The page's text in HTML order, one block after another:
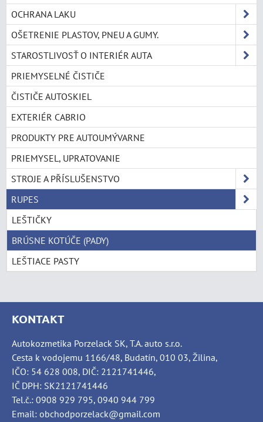
OCHRANA LAKU
OŠETRENIE PLASTOV, PNEU A GUMY.
STAROSTLIVOSŤ O INTERIÉR AUTA
PRIEMYSELNÉ ČISTIČE
ČISTIČE AUTOSKIEL
EXTERIÉR CABRIO
PRODUKTY PRE AUTOUMÝVARNE
PRIEMYSEL, UPRATOVANIE
STROJE A PŘÍSLUŠENSTVO
RUPES
LEŠTIČKY
BRÚSNE KOTÚČE (PADY)
LEŠTIACE PASTY
KONTAKT
Autokozmetika Porzelack SK, T.A. auto s.r.o.
Cesta k vodojemu 1166/48, Budatín, 010 03, Žilina,
IČO: 54 628 008, DIČ: 2121741446,
IČ DPH: SK2121741446
Tel.č.: 0908 929 795, 0940 944 799
Email: obchodporzelack@gmail.com